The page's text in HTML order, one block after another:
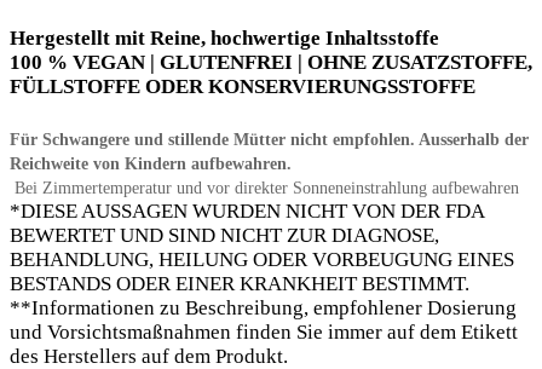
Hergestellt mit Reine, hochwertige Inhaltsstoffe
100 % VEGAN | GLUTENFREI | OHNE ZUSATZSTOFFE,
FÜLLSTOFFE ODER KONSERVIERUNGSSTOFFE
Für Schwangere und stillende Mütter nicht empfohlen. Ausserhalb der
Reichweite von Kindern aufbewahren.
Bei Zimmertemperatur und vor direkter Sonneneinstrahlung aufbewahren
*DIESE AUSSAGEN WURDEN NICHT VON DER FDA
BEWERTET UND SIND NICHT ZUR DIAGNOSE,
BEHANDLUNG, HEILUNG ODER VORBEUGUNG EINES
BESTANDS ODER EINER KRANKHEIT BESTIMMT.
**Informationen zu Beschreibung, empfohlener Dosierung
und Vorsichtsmaßnahmen finden Sie immer auf dem Etikett
des Herstellers auf dem Produkt.